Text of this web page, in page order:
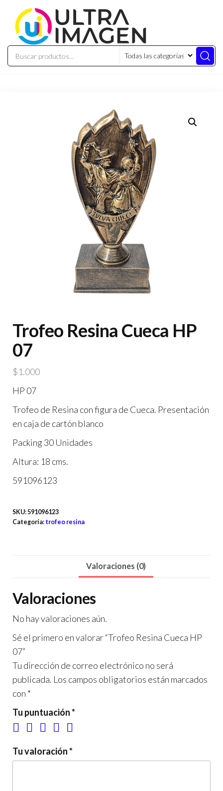
Trofeo Resina Cueca HP
07
$1.000
HP 07
Trofeo de Resina con figura de Cueca. Presentación
en caja de cartón blanco
Packing 30 Unidades
Altura: 18 cms.
591096123
SKU:591096123
Categoría: trofeo resina
Valoraciones (0)
Valoraciones
No hay valoraciones aún.
Sé el primero en valorar “Trofeo Resina Cueca HP
07”
Tu dirección de correo electrónico no será
publicada. Los campos obligatorios están marcados
con *
Tu puntuación*
Tu valoración*